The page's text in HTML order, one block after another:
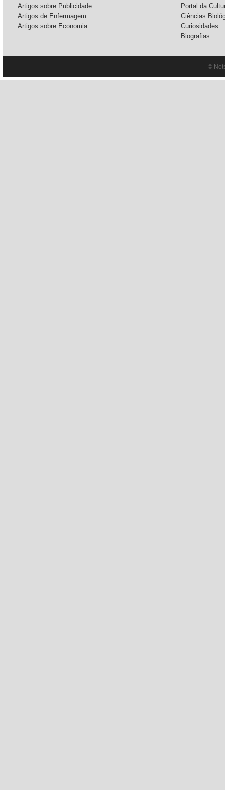
Artigos sobre Publicidade
Artigos de Enfermagem
Artigos sobre Economia
Portal da
Ciências
Curiosidades
Biografias
©